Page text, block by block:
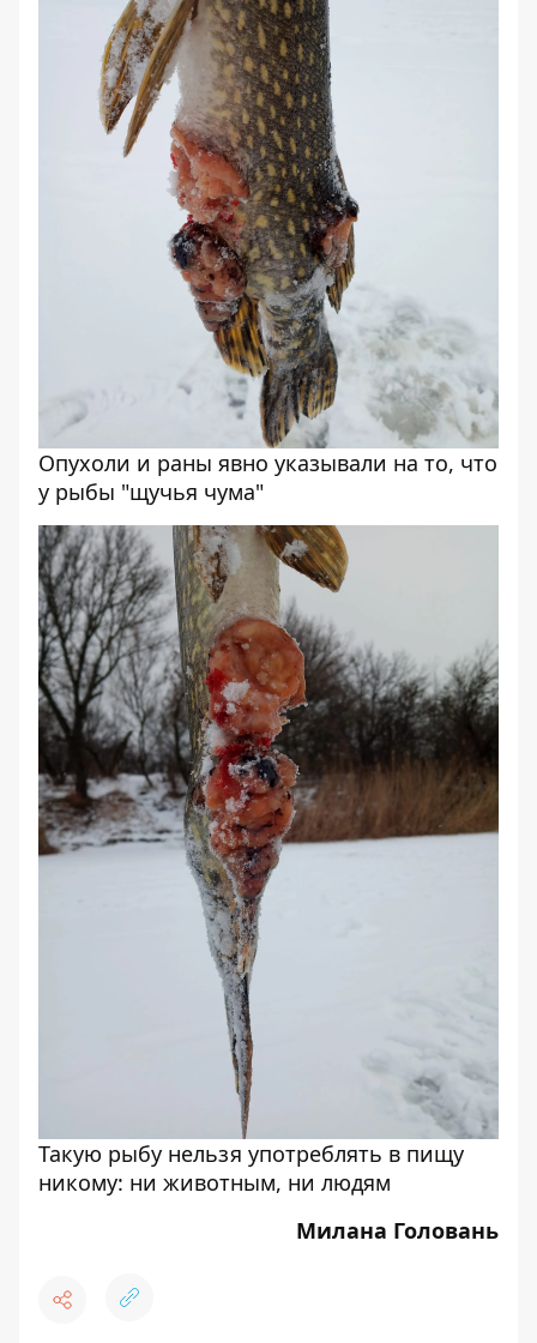
Опухоли и раны явно указывали на то, что
у рыбы "щучья чума"
Такую рыбу нельзя употреблять в пищу
никому: ни животным, ни людям
Милана Головань